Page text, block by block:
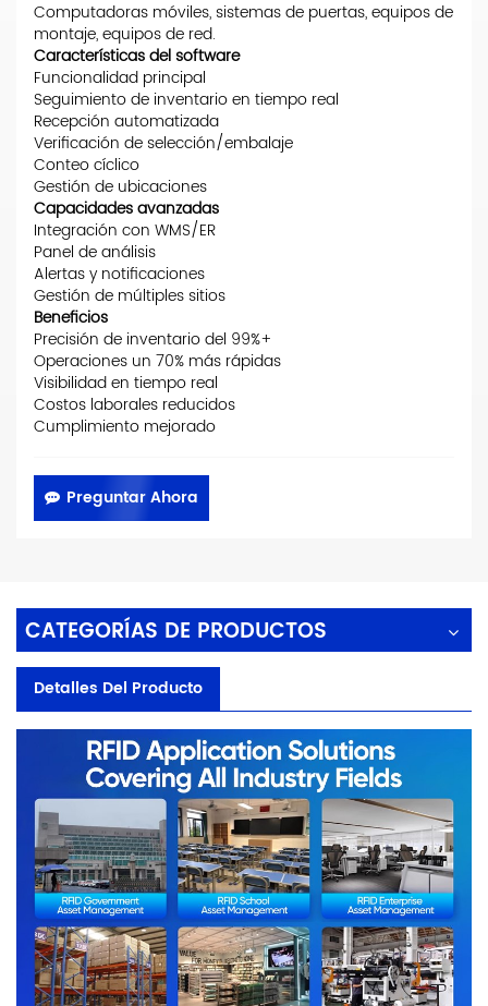
Computadoras móviles, sistemas de puertas, equipos de
montaje, equipos de red.
Características del software
Funcionalidad principal
Seguimiento de inventario en tiempo real
Recepción automatizada
Verificación de selección/embalaje
Conteo cíclico
Gestión de ubicaciones
Capacidades avanzadas
Integración con WMS/ER
Panel de análisis
Alertas y notificaciones
Gestión de múltiples sitios
Beneficios
Precisión de inventario del 99%+
Operaciones un 70% más rápidas
Visibilidad en tiempo real
Costos laborales reducidos
Cumplimiento mejorado
Preguntar Ahora
CATEGORÍAS DE PRODUCTOS
Detalles Del Producto